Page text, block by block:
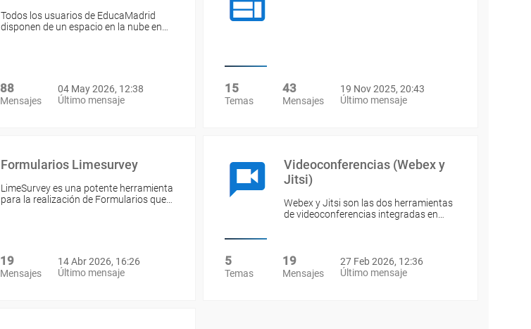
Todos los usuarios de EducaMadrid
disponen de un espacio en la nube en…
88
Mensajes
04 May 2026, 12:38
Último mensaje
15
Temas
43
Mensajes
19 Nov 2025, 20:43
Último mensaje
Formularios Limesurvey
LimeSurvey es una potente herramienta
para la realización de Formularios que…
19
Mensajes
14 Abr 2026, 16:26
Último mensaje
Videoconferencias (Webex y
Jitsi)
Webex y Jitsi son las dos herramientas
de videoconferencias integradas en…
5
Temas
19
Mensajes
27 Feb 2026, 12:36
Último mensaje